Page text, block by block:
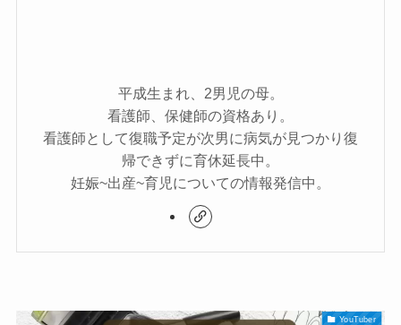
平成生まれ、2男児の母。
看護師、保健師の資格あり。
看護師として復職予定が次男に病気が見つかり復
帰できずに育休延長中。
妊娠~出産~育児についての情報発信中。
YouTuber